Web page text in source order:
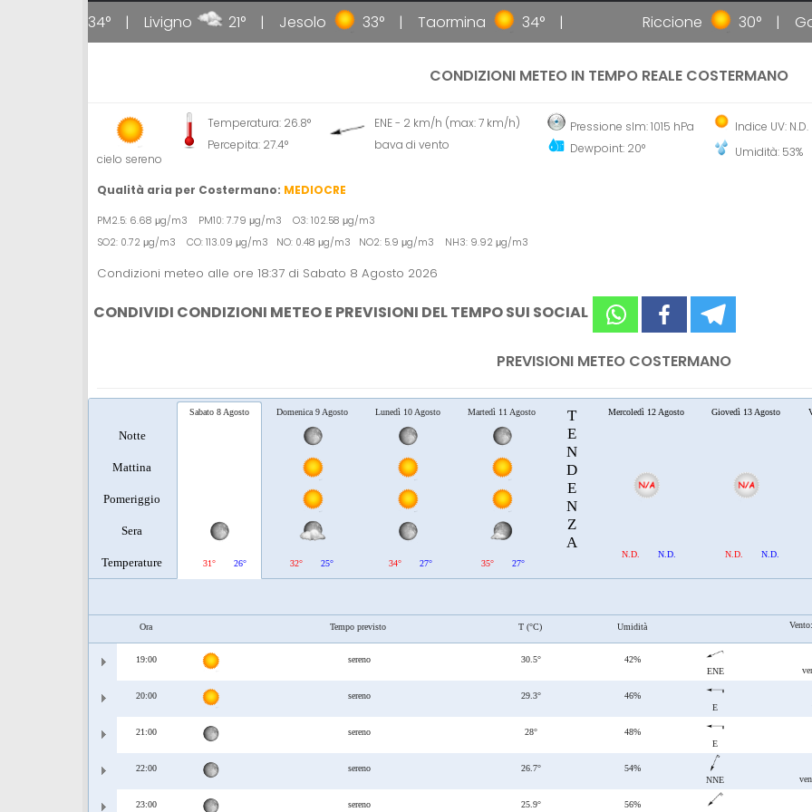
34° Livigno 21° Jesolo 33° Taormina 34° Riccione 30°
CONDIZIONI METEO IN TEMPO REALE COSTERMANO
cielo sereno
Temperatura: 26.8°
Percepita: 27.4°
ENE - 2 km/h (max: 7 km/h)
bava di vento
Pressione slm: 1015 hPa
Dewpoint: 20°
Indice UV: N.D.
Umidità: 53%
Qualità aria per Costermano: MEDIOCRE
PM2.5: 6.68 μg/m3 PM10: 7.79 μg/m3 O3: 102.58 μg/m3
SO2: 0.72 μg/m3 CO: 113.09 μg/m3 NO: 0.48 μg/m3 NO2: 5.9 μg/m3 NH3: 9.92 μg/m3
Condizioni meteo alle ore 18:37 di Sabato 8 Agosto 2026
CONDIVIDI CONDIZIONI METEO E PREVISIONI DEL TEMPO SUI SOCIAL
PREVISIONI METEO COSTERMANO
Notte
Mattina
Pomeriggio
Sera
Temperature
Sabato 8 Agosto
31° 26°
Domenica 9 Agosto
32° 25°
Lunedì 10 Agosto
34° 27°
Martedì 11 Agosto
35° 27°
T
E
N
D
E
N
Z
A
Mercoledì 12 Agosto
N.D. N.D.
Giovedì 13 Agosto
N.D. N.D.
Ora Tempo previsto T (°C) Umidità Vento:
19:00 sereno 30.5°
42%
ENE
20:00 sereno 29.3°
46%
E
21:00 sereno 28°
48%
E
22:00 sereno 26.7°
54%
NNE
23:00 sereno 25.9°
56%